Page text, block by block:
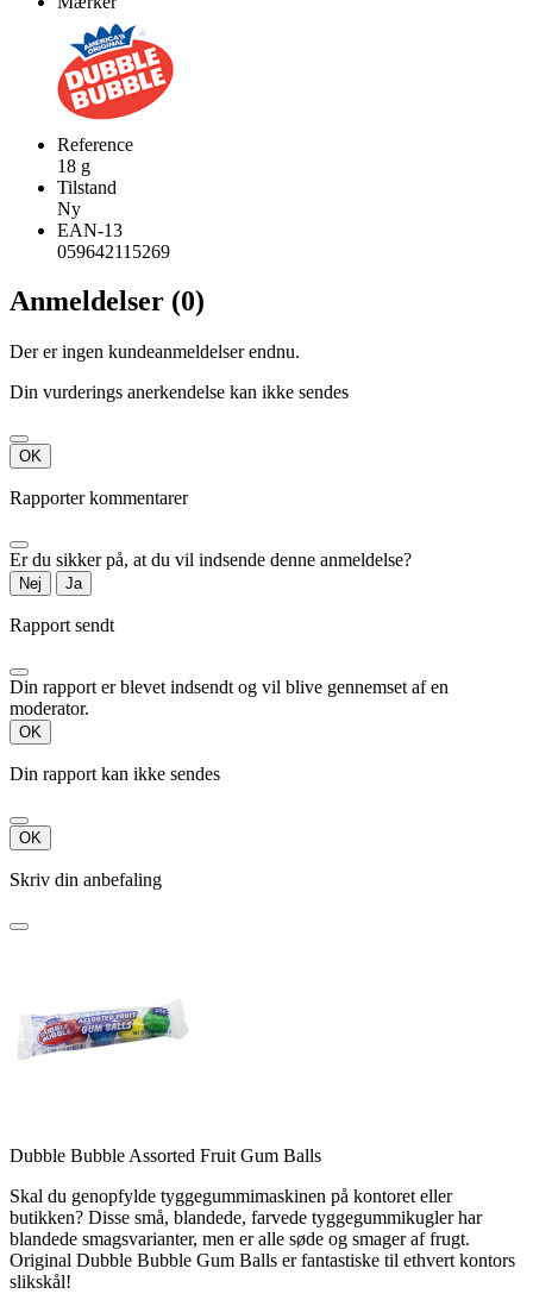
Reference
18 g
Tilstand
Ny
EAN-13
059642115269
Anmeldelser (0)
Der er ingen kundeanmeldelser endnu.
Din vurderings anerkendelse kan ikke sendes
OK
Rapporter kommentarer
Er du sikker på, at du vil indsende denne anmeldelse?
Nej Ja
Rapport sendt
Din rapport er blevet indsendt og vil blive gennemset af en
moderator.
OK
Din rapport kan ikke sendes
OK
Skriv din anbefaling
Dubble Bubble Assorted Fruit Gum Balls
Skal du genopfylde tyggegummimaskinen på kontoret eller
butikken? Disse små, blandede, farvede tyggegummikugler har
blandede smagsvarianter, men er alle søde og smager af frugt.
Original Dubble Bubble Gum Balls er fantastiske til ethvert kontors
slikskål!